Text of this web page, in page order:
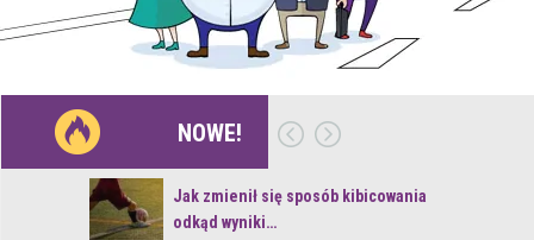
NOWE!
Jak zmienił się sposób kibicowania
odkąd wyniki…